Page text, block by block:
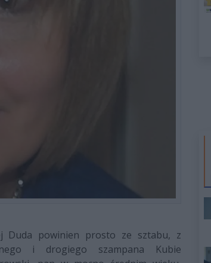
Duda powinien prosto ze sztabu, z
i drogiego szampana Kubie